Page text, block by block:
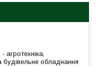
агротехніка,
будівельне обладнання